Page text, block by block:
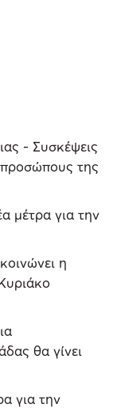
- Συσκέψεις
της
μέτρα για την
η
θα γίνει
για την